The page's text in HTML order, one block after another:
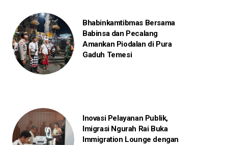
Bhabinkamtibmas Bersama
Babinsa dan Pecalang
Amankan Piodalan di Pura
Gaduh Temesi
Inovasi Pelayanan Publik,
Imigrasi Ngurah Rai Buka
Immigration Lounge dengan